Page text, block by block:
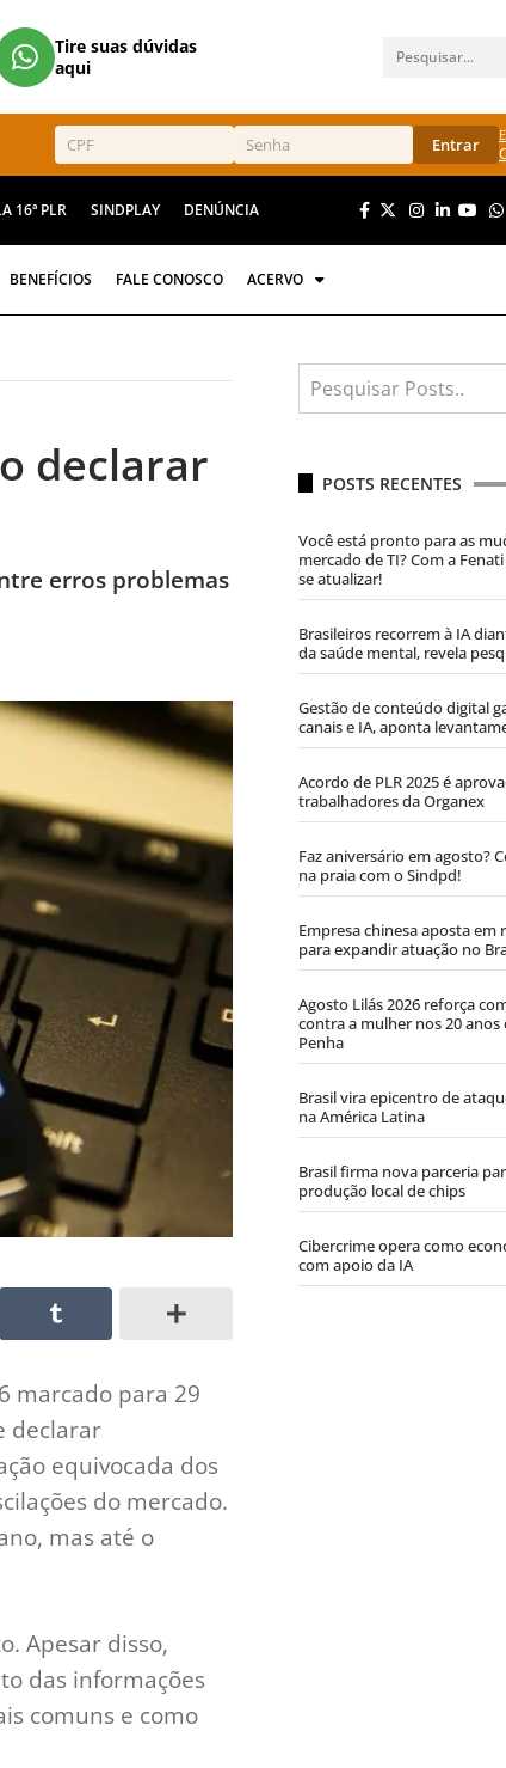
Tire suas dúvidas
aqui
Entrar
16ª PLR SINDPLAY DENÚNCIA
BENEFÍCIOS FALE CONOSCO ACERVO
declarar
erros problemas
marcado para 29
declarar
equivocada dos
do mercado.
mas até o
Apesar disso,
das informações
comuns e como
POSTS RECENTES
Você está pronto para as
mercado de TI? Com a
se atualizar!
Brasileiros recorrem à IA
da saúde mental, revela
Gestão de conteúdo digital
canais e IA, aponta
Acordo de PLR 2025 é
trabalhadores da Organex
Faz aniversário em agosto?
na praia com o Sindpd!
Empresa chinesa aposta em
para expandir atuação no
Agosto Lilás 2026 reforça
contra a mulher nos 20 anos
Penha
Brasil vira epicentro de
na América Latina
Brasil firma nova parceria
produção local de chips
Cibercrime opera como
com apoio da IA